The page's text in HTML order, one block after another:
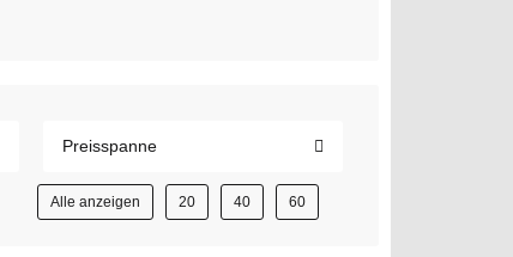
Preisspanne
Alle anzeigen 20 40 60